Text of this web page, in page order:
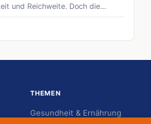
und Reichweite. Doch die
ihre Schattenseiten, denn viele
unter Druck und geraten
in umstrittene Situation.
THEMEN
Gesundheit & Ernährung